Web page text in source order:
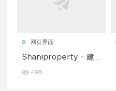
网页界面
Shaniproperty – 建
498